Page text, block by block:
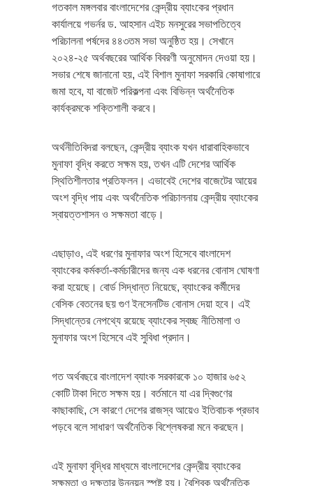
গতকাল মঙ্গলবার বাংলাদেশের কেন্দ্রীয় ব্যাংকের প্রধান
কার্যালয়ে গভর্নর ড. আহসান এইচ মনসুরের সভাপতিত্বে
পরিচালনা পর্ষদের ৪৪৩তম সভা অনুষ্ঠিত হয়। সেখানে
২০২৪-২৫ অর্থবছরের আর্থিক বিবরণী অনুমোদন দেওয়া হয়।
সভার শেষে জানানো হয়, এই বিশাল মুনাফা সরকারি কোষাগারে
জমা হবে, যা বাজেট পরিকল্পনা এবং বিভিন্ন অর্থনৈতিক
কার্যক্রমকে শক্তিশালী করবে।
অর্থনীতিবিদরা বলছেন, কেন্দ্রীয় ব্যাংক যখন ধারাবাহিকভাবে
মুনাফা বৃদ্ধি করতে সক্ষম হয়, তখন এটি দেশের আর্থিক
স্থিতিশীলতার প্রতিফলন। এভাবেই দেশের বাজেটের আয়ের
অংশ বৃদ্ধি পায় এবং অর্থনৈতিক পরিচালনায় কেন্দ্রীয় ব্যাংকের
স্বায়ত্তশাসন ও সক্ষমতা বাড়ে।
এছাড়াও, এই ধরণের মুনাফার অংশ হিসেবে বাংলাদেশ
ব্যাংকের কর্মকর্তা-কর্মচারীদের জন্য এক ধরনের বোনাস ঘোষণা
করা হয়েছে। বোর্ড সিদ্ধান্ত নিয়েছে, ব্যাংকের কর্মীদের
বেসিক বেতনের ছয় গুণ ইনসেনটিভ বোনাস দেয়া হবে। এই
সিদ্ধান্তের নেপথ্যে রয়েছে ব্যাংকের স্বচ্ছ নীতিমালা ও
মুনাফার অংশ হিসেবে এই সুবিধা প্রদান।
গত অর্থবছরে বাংলাদেশ ব্যাংক সরকারকে ১০ হাজার ৬৫২
কোটি টাকা দিতে সক্ষম হয়। বর্তমানে যা এর দ্বিগুণের
কাছাকাছি, সে কারণে দেশের রাজস্ব আয়েও ইতিবাচক প্রভাব
পড়বে বলে সাধারণ অর্থনৈতিক বিশ্লেষকরা মনে করছেন।
এই মুনাফা বৃদ্ধির মাধ্যমে বাংলাদেশের কেন্দ্রীয় ব্যাংকের
সক্ষমতা ও দক্ষতার উন্নয়ন স্পষ্ট হয়। বৈশ্বিক অর্থনৈতিক